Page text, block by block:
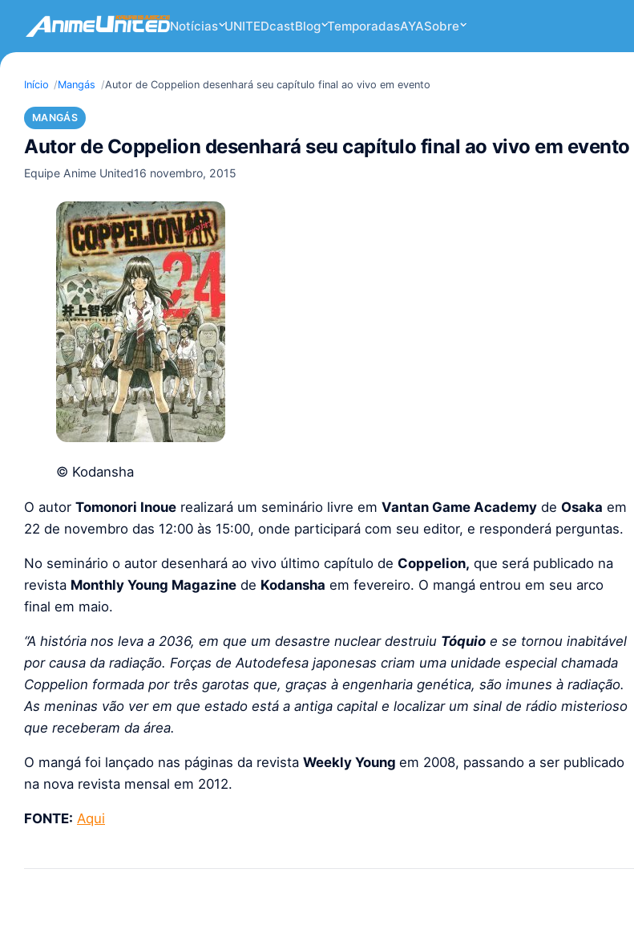
Notícias UNITEDcastBlog TemporadasAYASobre
Início Mangás Autor de Coppelion desenhará seu capítulo final ao vivo em evento
MANGÁS
Autor de Coppelion desenhará seu capítulo final ao vivo em evento
Equipe Anime United16 novembro, 2015
© Kodansha
O autor Tomonori Inoue realizará um seminário livre em Vantan Game Academy de Osaka em
22 de novembro das 12:00 às 15:00, onde participará com seu editor, e responderá perguntas.
No seminário o autor desenhará ao vivo último capítulo de Coppelion, que será publicado na
revista Monthly Young Magazine de Kodansha em fevereiro. O mangá entrou em seu arco
final em maio.
“A história nos leva a 2036, em que um desastre nuclear destruiu Tóquio e se tornou inabitável
por causa da radiação. Forças de Autodefesa japonesas criam uma unidade especial chamada
Coppelion formada por três garotas que, graças à engenharia genética, são imunes à radiação.
As meninas vão ver em que estado está a antiga capital e localizar um sinal de rádio misterioso
que receberam da área.
O mangá foi lançado nas páginas da revista Weekly Young em 2008, passando a ser publicado
na nova revista mensal em 2012.
FONTE: Aqui